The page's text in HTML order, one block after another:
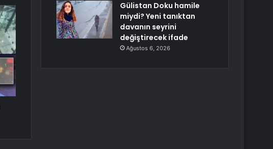
Gülistan Doku hamile
miydi? Yeni tanıktan
davanın seyrini
değiştirecek ifade
Ağustos 6, 2026